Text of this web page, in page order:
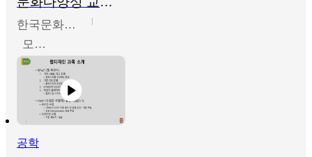
한국문화예술교육진흥원
모경환,성상환,정문성
공학